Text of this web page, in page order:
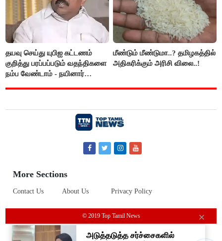
தயவு செய்து யுபிஐ கட்டணம்
குறித்து பரப்பப்படும் வதந்திகளை
நம்ப வேண்டாம் - நயினார்
மீண்டும் மீண்டுமா..? தமிழகத்தில்
அதிகரிக்கும் அரிசி விலை..!
More Sections
Contact Us About Us Privacy Policy
© 2019 Top Tamil News